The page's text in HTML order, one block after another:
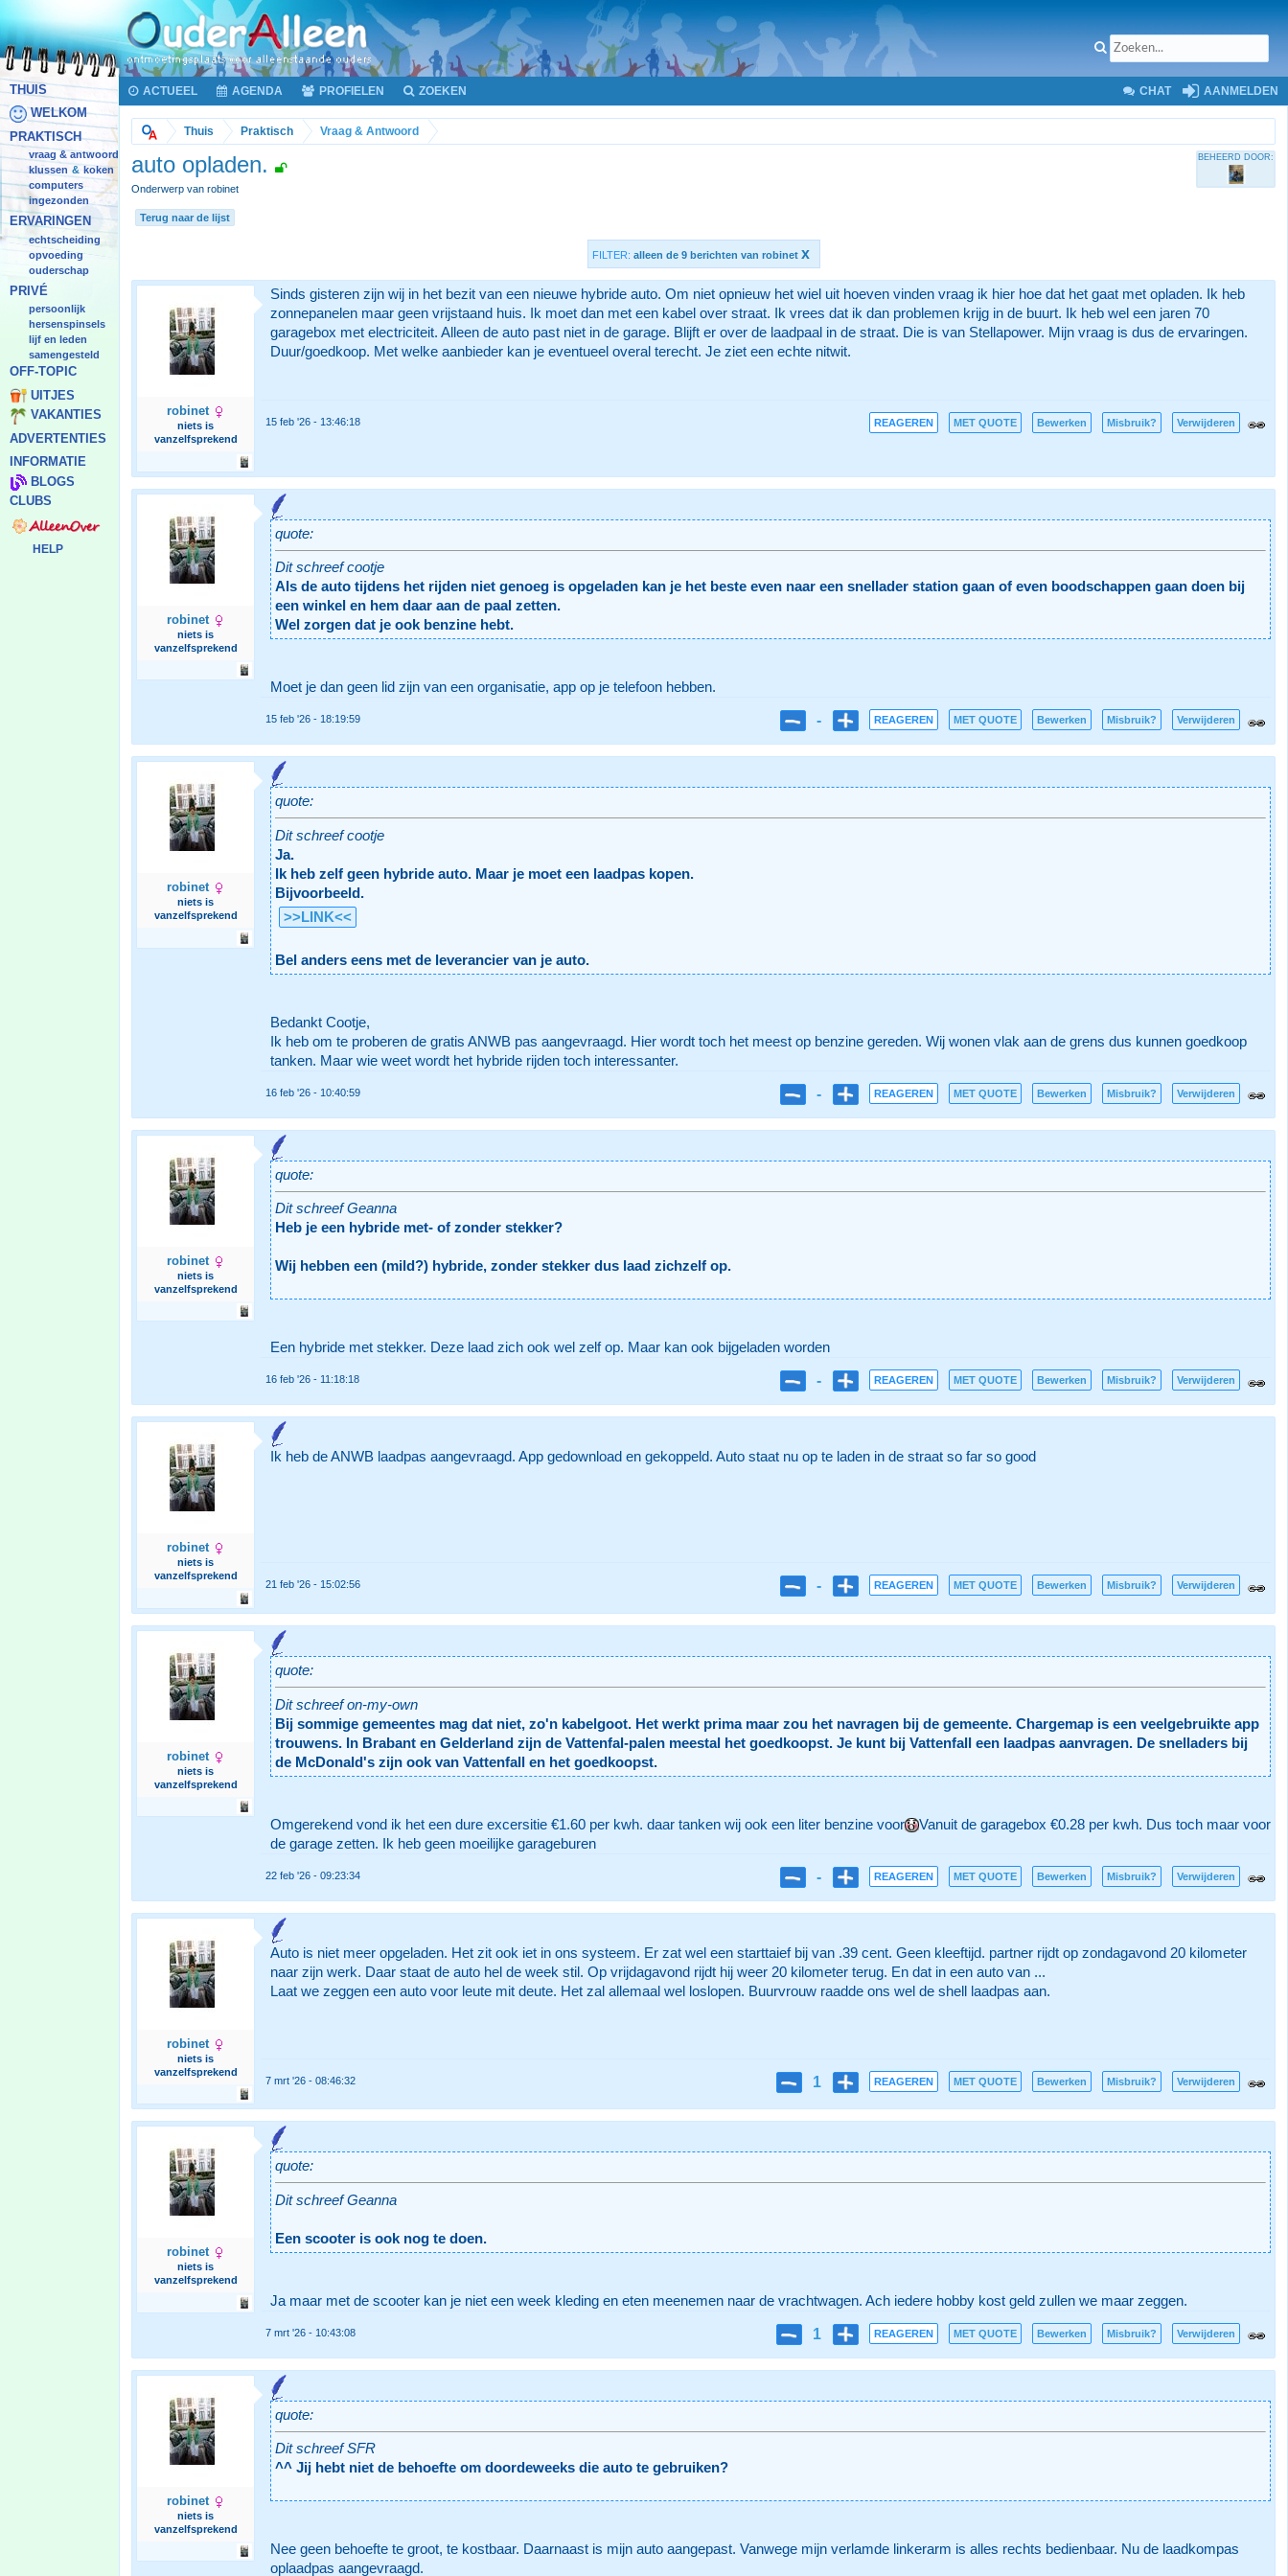
THUIS
WELKOM
PRAKTISCH
vraag & antwoord
klussen & koken
computers
ingezonden
ERVARINGEN
echtscheiding
opvoeding
ouderschap
PRIVÉ
persoonlijk
hersenspinsels
lijf en leden
samengesteld
OFF-TOPIC
UITJES
VAKANTIES
ADVERTENTIES
INFORMATIE
BLOGS
CLUBS
HELP
ACTUEEL AGENDA PROFIELEN ZOEKEN CHAT AANMELDEN
Thuis Praktisch Vraag & Antwoord
auto opladen.
Onderwerp van robinet
BEHEERD DOOR:
Terug naar de lijst
FILTER: alleen de 9 berichten van robinet x
robinet
niets is
vanzelfsprekend
Sinds gisteren zijn wij in het bezit van een nieuwe hybride auto. Om niet opnieuw het wiel uit hoeven vinden vraag ik hier hoe dat het gaat met opladen. Ik heb
zonnepanelen maar geen vrijstaand huis. Ik moet dan met een kabel over straat. Ik vrees dat ik dan problemen krijg in de buurt. Ik heb wel een jaren 70
garagebox met electriciteit. Alleen de auto past niet in de garage. Blijft er over de laadpaal in de straat. Die is van Stellapower. Mijn vraag is dus de ervaringen.
Duur/goedkoop. Met welke aanbieder kan je eventueel overal terecht. Je ziet een echte nitwit.
15 feb '26 - 13:46:18 REAGEREN MET QUOTE Bewerken Misbruik? Verwijderen
robinet
niets is
vanzelfsprekend
quote:
Dit schreef cootje
Als de auto tijdens het rijden niet genoeg is opgeladen kan je het beste even naar een snellader station gaan of even boodschappen gaan doen bij
een winkel en hem daar aan de paal zetten.
Wel zorgen dat je ook benzine hebt.
Moet je dan geen lid zijn van een organisatie, app op je telefoon hebben.
15 feb '26 - 18:19:59 - REAGEREN MET QUOTE Bewerken Misbruik? Verwijderen
robinet
niets is
vanzelfsprekend
quote:
Dit schreef cootje
Ja.
Ik heb zelf geen hybride auto. Maar je moet een laadpas kopen.
Bijvoorbeeld.
>>LINK<<
Bel anders eens met de leverancier van je auto.
Bedankt Cootje,
Ik heb om te proberen de gratis ANWB pas aangevraagd. Hier wordt toch het meest op benzine gereden. Wij wonen vlak aan de grens dus kunnen goedkoop
tanken. Maar wie weet wordt het hybride rijden toch interessanter.
16 feb '26 - 10:40:59 - REAGEREN MET QUOTE Bewerken Misbruik? Verwijderen
robinet
niets is
vanzelfsprekend
quote:
Dit schreef Geanna
Heb je een hybride met- of zonder stekker?
Wij hebben een (mild?) hybride, zonder stekker dus laad zichzelf op.
Een hybride met stekker. Deze laad zich ook wel zelf op. Maar kan ook bijgeladen worden
16 feb '26 - 11:18:18 - REAGEREN MET QUOTE Bewerken Misbruik? Verwijderen
robinet
niets is
vanzelfsprekend
Ik heb de ANWB laadpas aangevraagd. App gedownload en gekoppeld. Auto staat nu op te laden in de straat so far so good
21 feb '26 - 15:02:56 - REAGEREN MET QUOTE Bewerken Misbruik? Verwijderen
robinet
niets is
vanzelfsprekend
quote:
Dit schreef on-my-own
Bij sommige gemeentes mag dat niet, zo'n kabelgoot. Het werkt prima maar zou het navragen bij de gemeente. Chargemap is een veelgebruikte app
trouwens. In Brabant en Gelderland zijn de Vattenfal-palen meestal het goedkoopst. Je kunt bij Vattenfall een laadpas aanvragen. De snelladers bij
de McDonald's zijn ook van Vattenfall en het goedkoopst.
Omgerekend vond ik het een dure excersitie €1.60 per kwh. daar tanken wij ook een liter benzine voor
Vanuit de garagebox €0.28 per kwh. Dus toch maar voor
de garage zetten. Ik heb geen moeilijke garageburen
22 feb '26 - 09:23:34 - REAGEREN MET QUOTE Bewerken Misbruik? Verwijderen
robinet
niets is
vanzelfsprekend
Auto is niet meer opgeladen. Het zit ook iet in ons systeem. Er zat wel een starttaief bij van .39 cent. Geen kleeftijd. partner rijdt op zondagavond 20 kilometer
naar zijn werk. Daar staat de auto hel de week stil. Op vrijdagavond rijdt hij weer 20 kilometer terug. En dat in een auto van ...
Laat we zeggen een auto voor leute mit deute. Het zal allemaal wel loslopen. Buurvrouw raadde ons wel de shell laadpas aan.
7 mrt '26 - 08:46:32 1 REAGEREN MET QUOTE Bewerken Misbruik? Verwijderen
robinet
niets is
vanzelfsprekend
quote:
Dit schreef Geanna
Een scooter is ook nog te doen.
Ja maar met de scooter kan je niet een week kleding en eten meenemen naar de vrachtwagen. Ach iedere hobby kost geld zullen we maar zeggen.
7 mrt '26 - 10:43:08 1 REAGEREN MET QUOTE Bewerken Misbruik? Verwijderen
robinet
niets is
vanzelfsprekend
quote:
Dit schreef SFR
^^ Jij hebt niet de behoefte om doordeweeks die auto te gebruiken?
Nee geen behoefte te groot, te kostbaar. Daarnaast is mijn auto aangepast. Vanwege mijn verlamde linkerarm is alles rechts bedienbaar. Nu de laadkompas
oplaadpas aangevraagd.